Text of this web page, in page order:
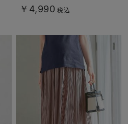
着られる】
￥4,990 税込